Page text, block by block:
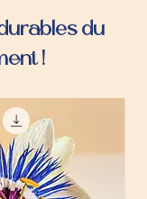
du
!